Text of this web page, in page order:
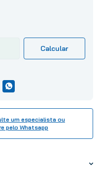
um especialista ou
pelo Whatsapp